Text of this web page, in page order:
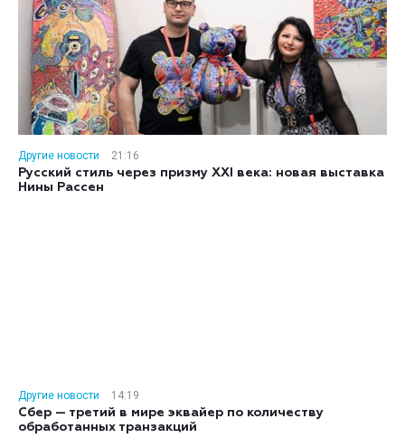
Другие новости
21:16
Русский стиль через призму XXI века: новая выставка
Нины Рассен
Другие новости
14:19
Сбер — третий в мире эквайер по количеству
обработанных транзакций